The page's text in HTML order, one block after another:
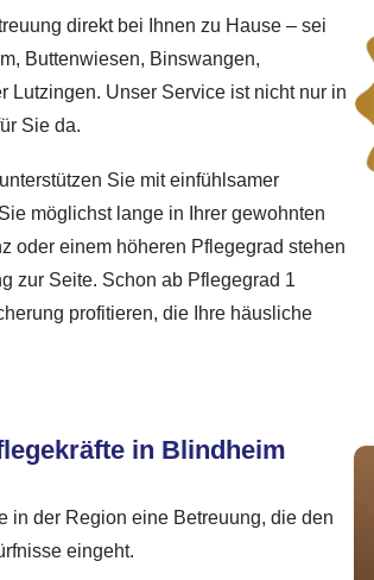
direkt bei Ihnen zu Hause – sei
Buttenwiesen, Binswangen,
Lutzingen. Unser Service ist nicht nur in
Sie da.
Sie mit einfühlsamer
möglichst lange in Ihrer gewohnten
oder einem höheren Pflegegrad stehen
zur Seite. Schon ab Pflegegrad 1
profitieren, die Ihre häusliche
in Blindheim
in der Region eine Betreuung, die den
eingeht.